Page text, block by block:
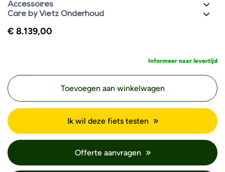
Informeer naar levertijd
Accessoires
Care by Vietz Onderhoud
€ 8.139,00
Toevoegen aan winkelwagen
Ik wil deze fiets testen
Offerte aanvragen